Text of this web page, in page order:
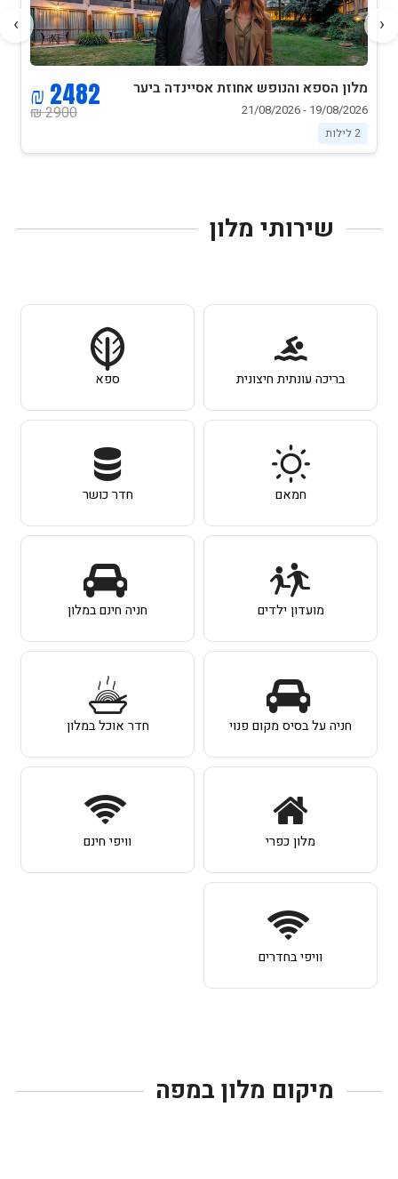
מלון הספא והנופש אחוזת אסיינדה ביער
מרשת סי הוטלס
19/08/2026 - 21/08/2026
2 לילות
2900 ₪
2482 ₪
‹
›
שירותי מלון
בריכה עונתית חיצונית ספא
חמאם חדר כושר
מועדון ילדים חניה חינם במלון
חניה על בסיס מקום פנוי חדר אוכל במלון
מלון כפרי וויפי חינם
וויפי בחדרים
מיקום מלון במפה